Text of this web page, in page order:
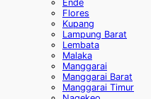
Ende
Flores
Kupang
Lampung Barat
Lembata
Malaka
Manggarai
Manggarai Barat
Manggarai Timur